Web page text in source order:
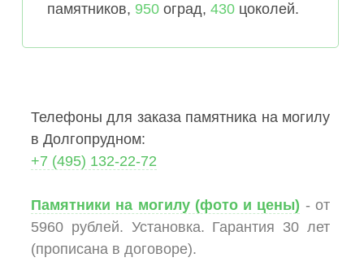
памятников, 950 оград, 430 цоколей.
Телефоны для заказа памятника на могилу
в Долгопрудном:
+7 (495) 132-22-72
Памятники на могилу (фото и цены) - от
5960 рублей. Установка. Гарантия 30 лет
(прописана в договоре).